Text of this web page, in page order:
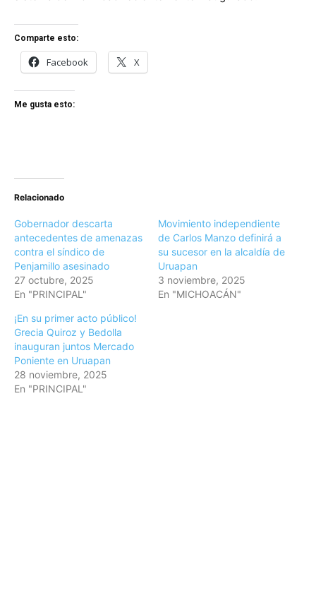
Comparte esto:
Facebook X
Me gusta esto:
Relacionado
Gobernador descarta
antecedentes de amenazas
contra el síndico de
Penjamillo asesinado
27 octubre, 2025
En "PRINCIPAL"
Movimiento independiente
de Carlos Manzo definirá a
su sucesor en la alcaldía de
Uruapan
3 noviembre, 2025
En "MICHOACÁN"
¡En su primer acto público!
Grecia Quiroz y Bedolla
inauguran juntos Mercado
Poniente en Uruapan
28 noviembre, 2025
En "PRINCIPAL"